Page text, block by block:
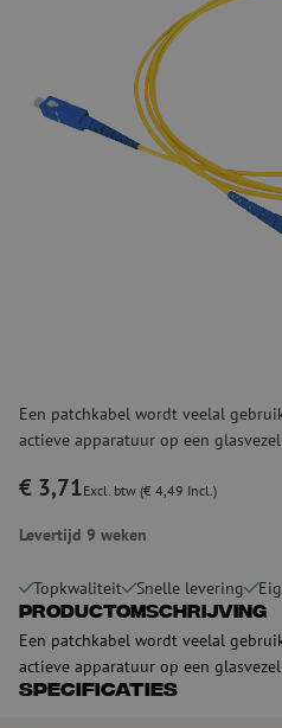
Een patchkabel wordt veelal
actieve apparatuur op een
€ 3,71Excl. btw (€ 4,49 Incl.)
Levertijd 9 weken
Topkwaliteit Snelle levering
Productomschrijving
Een patchkabel wordt veelal
actieve apparatuur op een
Specificaties